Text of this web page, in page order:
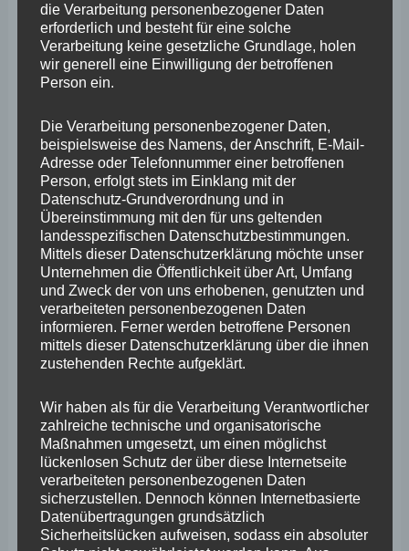
Juli 2025
Juni 2025
Mai 2025
März 2025
Februar 2025
Januar 2025
Dezember 2024
November 2024
Oktober 2024
September 2024
August 2024
Juli 2024
Juni 2024
Mai 2024
April 2024
März 2024
die Verarbeitung personenbezogener Daten
erforderlich und besteht für eine solche
Verarbeitung keine gesetzliche Grundlage, holen
wir generell eine Einwilligung der betroffenen
Person ein.
Die Verarbeitung personenbezogener Daten,
beispielsweise des Namens, der Anschrift, E-Mail-
Adresse oder Telefonnummer einer betroffenen
Person, erfolgt stets im Einklang mit der
Datenschutz-Grundverordnung und in
Übereinstimmung mit den für uns geltenden
landesspezifischen Datenschutzbestimmungen.
Mittels dieser Datenschutzerklärung möchte unser
Unternehmen die Öffentlichkeit über Art, Umfang
und Zweck der von uns erhobenen, genutzten und
verarbeiteten personenbezogenen Daten
informieren. Ferner werden betroffene Personen
mittels dieser Datenschutzerklärung über die ihnen
zustehenden Rechte aufgeklärt.
Wir haben als für die Verarbeitung Verantwortlicher
zahlreiche technische und organisatorische
Maßnahmen umgesetzt, um einen möglichst
lückenlosen Schutz der über diese Internetseite
verarbeiteten personenbezogenen Daten
sicherzustellen. Dennoch können Internetbasierte
Datenübertragungen grundsätzlich
Sicherheitslücken aufweisen, sodass ein absoluter